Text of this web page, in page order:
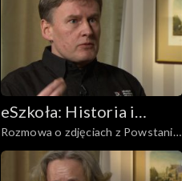
eSzkoła: Historia i
Literatura
Rozmowa o zdjęciach z Powstania,
Powstańcy